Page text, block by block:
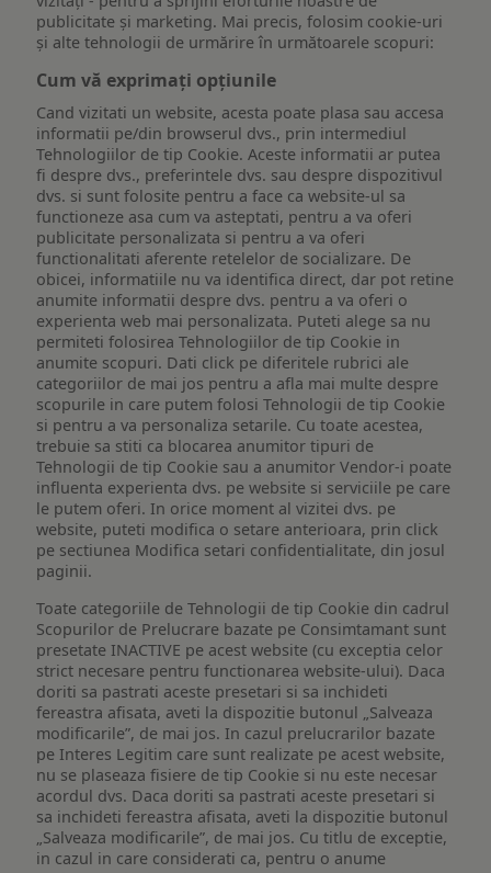
publicitate și marketing. Mai precis, folosim cookie-uri
și alte tehnologii de urmărire în următoarele scopuri:
Cum vă exprimați opțiunile
Cand vizitati un website, acesta poate plasa sau accesa
informatii pe/din browserul dvs., prin intermediul
Tehnologiilor de tip Cookie. Aceste informatii ar putea
fi despre dvs., preferintele dvs. sau despre dispozitivul
dvs. si sunt folosite pentru a face ca website-ul sa
functioneze asa cum va asteptati, pentru a va oferi
publicitate personalizata si pentru a va oferi
functionalitati aferente retelelor de socializare. De
obicei, informatiile nu va identifica direct, dar pot retine
anumite informatii despre dvs. pentru a va oferi o
experienta web mai personalizata. Puteti alege sa nu
permiteti folosirea Tehnologiilor de tip Cookie in
anumite scopuri. Dati click pe diferitele rubrici ale
categoriilor de mai jos pentru a afla mai multe despre
scopurile in care putem folosi Tehnologii de tip Cookie
si pentru a va personaliza setarile. Cu toate acestea,
trebuie sa stiti ca blocarea anumitor tipuri de
Tehnologii de tip Cookie sau a anumitor Vendor-i poate
influenta experienta dvs. pe website si serviciile pe care
le putem oferi. In orice moment al vizitei dvs. pe
website, puteti modifica o setare anterioara, prin click
pe sectiunea Modifica setari confidentialitate, din josul
paginii.
Toate categoriile de Tehnologii de tip Cookie din cadrul
Scopurilor de Prelucrare bazate pe Consimtamant sunt
presetate INACTIVE pe acest website (cu exceptia celor
strict necesare pentru functionarea website-ului). Daca
doriti sa pastrati aceste presetari si sa inchideti
fereastra afisata, aveti la dispozitie butonul „Salveaza
modificarile”, de mai jos. In cazul prelucrarilor bazate
pe Interes Legitim care sunt realizate pe acest website,
nu se plaseaza fisiere de tip Cookie si nu este necesar
acordul dvs. Daca doriti sa pastrati aceste presetari si
sa inchideti fereastra afisata, aveti la dispozitie butonul
„Salveaza modificarile”, de mai jos. Cu titlu de exceptie,
in cazul in care considerati ca, pentru o anume